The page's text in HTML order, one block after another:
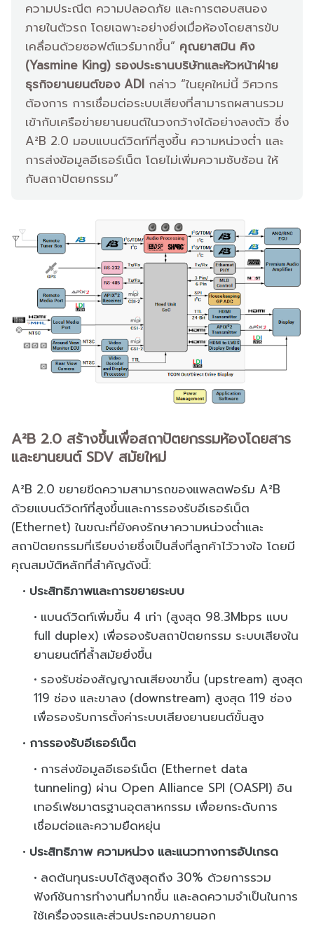
ความประณีต ความปลอดภัย และการตอบสนอง
ภายในตัวรถ โดยเฉพาะอย่างยิ่งเมื่อห้องโดยสารขับ
เคลื่อนด้วยซอฟต์แวร์มากขึ้น” คุณยาสมิน คิง
(Yasmine King) รองประธานบริษัทและหัวหน้าฝ่าย
ธุรกิจยานยนต์ของ ADI กล่าว “ในยุคใหม่นี้ วิศวกร
ต้องการ การเชื่อมต่อระบบเสียงที่สามารถผสานรวม
เข้ากับเครือข่ายยานยนต์ในวงกว้างได้อย่างลงตัว ซึ่ง
A²B 2.0 มอบแบนด์วิดท์ที่สูงขึ้น ความหน่วงต่ำ และ
การส่งข้อมูลอีเธอร์เน็ต โดยไม่เพิ่มความซับซ้อน ให้
กับสถาปัตยกรรม”
A²B 2.0 สร้างขึ้นเพื่อสถาปัตยกรรมห้องโดยสาร
และยานยนต์ SDV สมัยใหม่
A²B 2.0 ขยายขีดความสามารถของแพลตฟอร์ม A²B
ด้วยแบนด์วิดท์ที่สูงขึ้นและการรองรับอีเธอร์เน็ต
(Ethernet) ในขณะที่ยังคงรักษาความหน่วงต่ำและ
สถาปัตยกรรมที่เรียบง่ายซึ่งเป็นสิ่งที่ลูกค้าไว้วางใจ โดยมี
คุณสมบัติหลักที่สำคัญดังนี้:
ประสิทธิภาพและการขยายระบบ
แบนด์วิดท์เพิ่มขึ้น 4 เท่า (สูงสุด 98.3Mbps แบบ
full duplex) เพื่อรองรับสถาปัตยกรรม ระบบเสียงใน
ยานยนต์ที่ล้ำสมัยยิ่งขึ้น
รองรับช่องสัญญาณเสียงขาขึ้น (upstream) สูงสุด
119 ช่อง และขาลง (downstream) สูงสุด 119 ช่อง
เพื่อรองรับการตั้งค่าระบบเสียงยานยนต์ขั้นสูง
การรองรับอีเธอร์เน็ต
การส่งข้อมูลอีเธอร์เน็ต (Ethernet data
tunneling) ผ่าน Open Alliance SPI (OASPI) อิน
เทอร์เฟซมาตรฐานอุตสาหกรรม เพื่อยกระดับการ
เชื่อมต่อและความยืดหยุ่น
ประสิทธิภาพ ความหน่วง และแนวทางการอัปเกรด
ลดต้นทุนระบบได้สูงสุดถึง 30% ด้วยการรวม
ฟังก์ชันการทำงานที่มากขึ้น และลดความจำเป็นในการ
ใช้เครื่องจรและส่วนประกอบภายนอก